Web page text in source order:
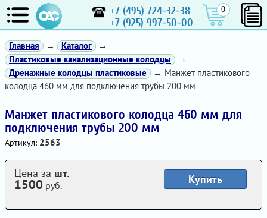
+7 (495) 724-32-38
+7 (925) 997-50-00
0
Главная → Каталог
→
Пластиковые канализационные колодцы
→
Дренажные колодцы пластиковые
→ Манжет пластикового
колодца 460 мм для подключения трубы 200 мм
Манжет пластикового колодца 460 мм для
подключения трубы 200 мм
Артикул: 2563
Купить
Цена за шт.
1500 руб.